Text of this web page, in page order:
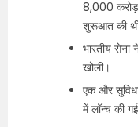
8,000
शुरूआत की
भारतीय
खोली।
एक और सुविधा
में लॉन्च की